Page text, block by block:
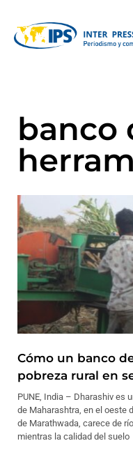
banco
Cómo un banco
pobreza rural en
PUNE, India – Dharashiv es
de Maharashtra, en el oeste
de Marathwada, carece de
mientras la calidad del suelo